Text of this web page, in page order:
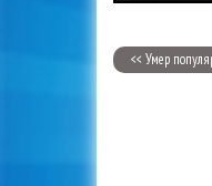
<< Умер